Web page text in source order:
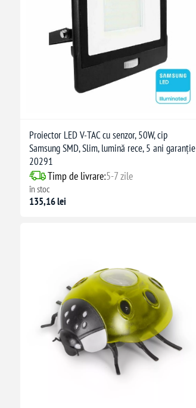
Proiector LED V-TAC cu senzor, 50W, cip
Samsung SMD, Slim, lumină rece, 5 ani garanție
20291
Timp de livrare:5-7 zile
în stoc
135,16 lei